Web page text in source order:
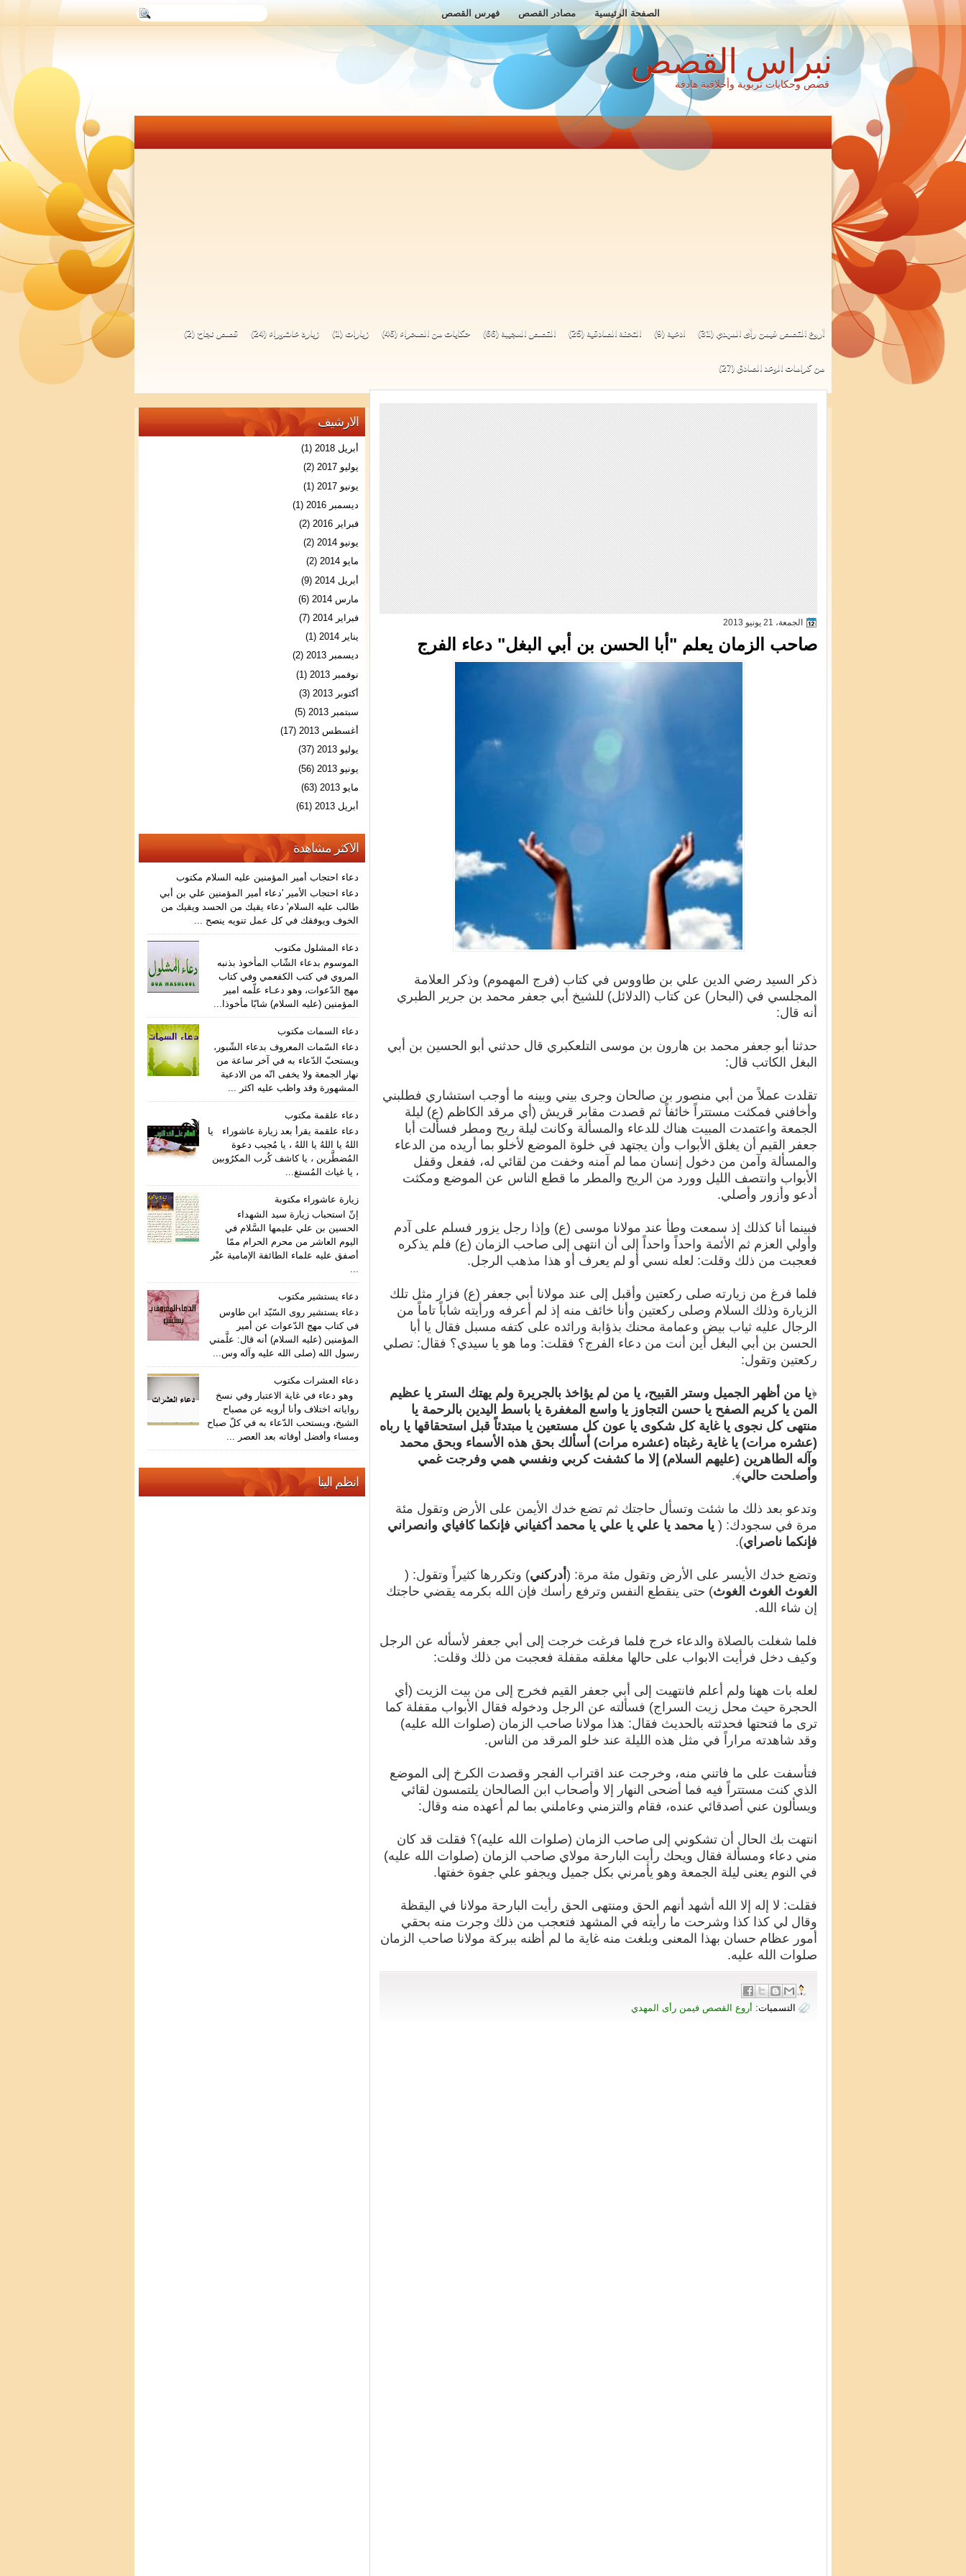
الصفحة الرئيسية مصادر القصص فهرس القصص
نبراس القصص
قصص وحكايات تربوية وأخلاقية هادفة
أروع القصص فيمن رأى المهدي (31) ادعية (9) التحفة الصادقية (25) القصص العجيبة (66) حكايات من الصحراء (46) زيارات (1) زيارة عاشوراء (24) قصص نجاح (2)
من كرامات الوعد الصادق (27)
الجمعة، 21 يونيو 2013
صاحب الزمان يعلم "أبا الحسن بن أبي البغل" دعاء الفرج
ذكر السيد رضي الدين علي بن طاووس في كتاب (فرج المهموم) وذكر العلامة
المجلسي في (البحار) عن كتاب (الدلائل) للشيخ أبي جعفر محمد بن جرير الطبري
أنه قال:
حدثنا أبو جعفر محمد بن هارون بن موسى التلعكبري قال حدثني أبو الحسين بن أبي
البغل الكاتب قال:
تقلدت عملاً من أبي منصور بن صالحان وجرى بيني وبينه ما أوجب استشاري فطلبني
وأخافني فمكثت مستتراً خائفاً ثم قصدت مقابر قريش (أي مرقد الكاظم (ع) ليلة
الجمعة واعتمدت المبيت هناك للدعاء والمسألة وكانت ليلة ريح ومطر فسألت أبا
جعفر القيم أن يغلق الأبواب وأن يجتهد في خلوة الموضع لأخلو بما أريده من الدعاء
والمسألة وآمن من دخول إنسان مما لم آمنه وخفت من لقائي له، ففعل وقفل
الأبواب وانتصف الليل وورد من الريح والمطر ما قطع الناس عن الموضع ومكثت
أدعو وأزور وأصلي.
فبينما أنا كذلك إذ سمعت وطأ عند مولانا موسى (ع) وإذا رجل يزور فسلم على آدم
وأولي العزم ثم الأئمة واحداً واحداً إلى أن انتهى إلى صاحب الزمان (ع) فلم يذكره
فعجبت من ذلك وقلت: لعله نسي أو لم يعرف أو هذا مذهب الرجل.
فلما فرغ من زيارته صلى ركعتين وأقبل إلى عند مولانا أبي جعفر (ع) فزار مثل تلك
الزيارة وذلك السلام وصلى ركعتين وأنا خائف منه إذ لم أعرفه ورأيته شاباً تاماً من
الرجال عليه ثياب بيض وعمامة محنك بذؤابة ورائده على كتفه مسبل فقال يا أبا
الحسن بن أبي البغل أين أنت من دعاء الفرج؟ فقلت: وما هو يا سيدي؟ فقال: تصلي
ركعتين وتقول:
﴿يا من أظهر الجميل وستر القبيح، يا من لم يؤاخذ بالجريرة ولم يهتك الستر يا عظيم
المن يا كريم الصفح يا حسن التجاوز يا واسع المغفرة يا باسط اليدين بالرحمة يا
منتهى كل نجوى يا غاية كل شكوى يا عون كل مستعين يا مبتدئاً قبل استحقاقها يا رباه
(عشره مرات) يا غاية رغبتاه (عشره مرات) أسألك بحق هذه الأسماء وبحق محمد
وآله الطاهرين (عليهم السلام) إلا ما كشفت كربي ونفسي همي وفرجت غمي
وأصلحت حالي﴾.
وتدعو بعد ذلك ما شئت وتسأل حاجتك ثم تضع خدك الأيمن على الأرض وتقول مئة
مرة في سجودك: ( يا محمد يا علي يا علي يا محمد أكفياني فإنكما كافياي وانصراني
فإنكما ناصراي).
وتضع خدك الأيسر على الأرض وتقول مئة مرة: ( أدركني) وتكررها كثيراً وتقول: (
الغوث الغوث الغوث) حتى ينقطع النفس وترفع رأسك فإن الله بكرمه يقضي حاجتك
إن شاء الله.
فلما شغلت بالصلاة والدعاء خرج فلما فرغت خرجت إلى أبي جعفر لأسأله عن الرجل
وكيف دخل فرأيت الابواب على حالها مغلقه مقفلة فعجبت من ذلك وقلت:
لعله بات ههنا ولم أعلم فانتهيت إلى أبي جعفر القيم فخرج إلى من بيت الزيت (أي
الحجرة حيث محل زيت السراج) فسألته عن الرجل ودخوله فقال الأبواب مقفلة كما
ترى ما فتحتها فحدثته بالحديث فقال: هذا مولانا صاحب الزمان (صلوات الله عليه)
وقد شاهدته مراراً في مثل هذه الليلة عند خلو المرقد من الناس.
فتأسفت على ما فاتني منه، وخرجت عند اقتراب الفجر وقصدت الكرخ إلى الموضع
الذي كنت مستتراً فيه فما أضحى النهار إلا وأصحاب ابن الصالحان يلتمسون لقائي
ويسألون عني أصدقائي عنده، فقام والتزمني وعاملني بما لم أعهده منه وقال:
انتهت بك الحال أن تشكوني إلى صاحب الزمان (صلوات الله عليه)؟ فقلت قد كان
مني دعاء ومسألة فقال ويحك رأيت البارحة مولاي صاحب الزمان (صلوات الله عليه)
في النوم يعنى ليلة الجمعة وهو يأمرني بكل جميل ويجفو علي جفوة خفتها.
فقلت: لا إله إلا الله أشهد أنهم الحق ومنتهى الحق رأيت البارحة مولانا في اليقظة
وقال لي كذا كذا وشرحت ما رأيته في المشهد فتعجب من ذلك وجرت منه بحقي
أمور عظام حسان بهذا المعنى وبلغت منه غاية ما لم أظنه ببركة مولانا صاحب الزمان
صلوات الله عليه.
التسميات: أروع القصص فيمن رأى المهدي
الارشيف
أبريل 2018
(1)
يوليو 2017
(2)
يونيو 2017
(1)
ديسمبر 2016
(1)
فبراير 2016
(2)
يونيو 2014
(2)
مايو 2014
(2)
أبريل 2014
(9)
مارس 2014
(6)
فبراير 2014
(7)
يناير 2014
(1)
ديسمبر 2013
(2)
نوفمبر 2013
(1)
أكتوبر 2013
(3)
سبتمبر 2013
(5)
أغسطس 2013
(17)
يوليو 2013
(37)
يونيو 2013
(56)
مايو 2013
(63)
أبريل 2013
(61)
الاكثر مشاهدة
دعاء احتجاب أمير المؤمنين عليه السلام مكتوب
دعاء احتجاب الأمير 'دعاء أمير المؤمنين علي بن أبي
طالب عليه السلام' دعاء يقيك من الحسد ويقيك من
الخوف ويوفقك في كل عمل تنويه ينصح ...
دعاء المشلول مكتوب
الموسوم بدعاء الشّاب المأخوذ بذنبه
المروي في كتب الكفعمي وفي كتاب
مهج الدّعوات، وهو دعـاء علّمه امير
المؤمنين (عليه السلام) شابّا مأخوذا...
دعاء السمات مكتوب
دعاء السّمات المعروف بدعاء الشّبور،
ويستحبّ الدّعاء به في آخر ساعة من
نهار الجمعة ولا يخفى انّه من الادعية
المشهورة وقد واظب عليه اكثر ...
دعاء علقمة مكتوب
دعاء علقمة يقرأ بعد زيارة عاشوراء يا
اللهُ يا اللهُ يا اللهُ ، يا مُجيب دعوة
المُضطَّرين ، يا كاشف كُرب المكرُوبين
، يا غياث المُستغ...
زيارة عاشوراء مكتوبة
إنّ استحباب زيارة سيد الشهداء
الحسين بن علي عليمها السَّلام في
اليوم العاشر من محرم الحرام ممّا
أصفق عليه علماء الطائفة الإمامية عبْر
...
دعاء يستشير مكتوب
دعاء يستشير روى السّيّد ابن طاوس
في كتاب مهج الدّعوات عن أمير
المؤمنين (عليه السلام) أنه قال: علَّمني
رسول الله (صلى الله عليه وآله وس...
دعاء العشرات مكتوب
وهو دعاء في غاية الاعتبار وفي نسخ
رواياته اختلاف وأنا أرويه عن مصباح
الشيخ، ويستحب الدّعاء به في كلّ صباح
ومساء وأفضل أوقاته بعد العصر ...
انظم الينا